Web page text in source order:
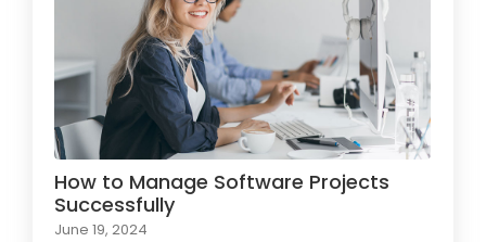
How to Manage Software Projects
Successfully
June 19, 2024